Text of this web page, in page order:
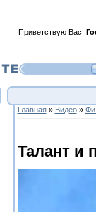
Приветствую Вас
Главная» Видео»
Талант и